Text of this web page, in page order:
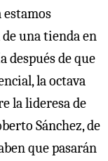
estamos
una tienda en
después de que
la octava
la lideresa de
Sánchez, de
que pasarán